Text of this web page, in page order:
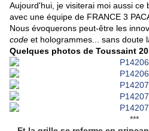
Aujourd'hui, je visiterai moi aussi ce
avec une équipe de FRANCE 3
Nous évoquerons peut-être les
code et hologrammes... sans doute
Quelques photos de Toussaint
***